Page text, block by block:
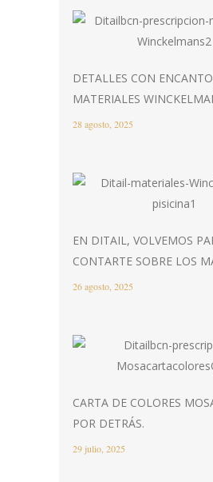
DETALLES CON
MATERIALES
28 agosto, 2025
EN DITAIL, VOLVEMOS
CONTARTE SOBRE LOS
26 agosto, 2025
CARTA DE COLORES
POR DETRÁS.
29 julio, 2025